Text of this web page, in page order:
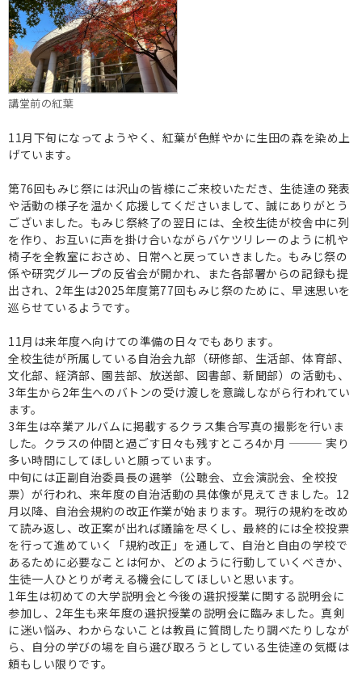
講堂前の紅葉
11月下旬になってようやく、紅葉が色鮮やかに生田の森を染め上
げています。
第76回もみじ祭には沢山の皆様にご来校いただき、生徒達の発表
や活動の様子を温かく応援してくださいまして、誠にありがとう
ございました。もみじ祭終了の翌日には、全校生徒が校舎中に列
を作り、お互いに声を掛け合いながらバケツリレーのように机や
椅子を全教室におさめ、日常へと戻っていきました。もみじ祭の
係や研究グループの反省会が開かれ、また各部署からの記録も提
出され、2年生は2025年度第77回もみじ祭のために、早速思いを
巡らせているようです。
11月は来年度へ向けての準備の日々でもあります。
全校生徒が所属している自治会九部（研修部、生活部、体育部、
文化部、経済部、園芸部、放送部、図書部、新聞部）の活動も、
3年生から2年生へのバトンの受け渡しを意識しながら行われてい
ます。
3年生は卒業アルバムに掲載するクラス集合写真の撮影を行いま
した。クラスの仲間と過ごす日々も残すところ4か月 ——— 実り
多い時間にしてほしいと願っています。
中旬には正副自治委員長の選挙（公聴会、立会演説会、全校投
票）が行われ、来年度の自治活動の具体像が見えてきました。12
月以降、自治会規約の改正作業が始まります。現行の規約を改め
て読み返し、改正案が出れば議論を尽くし、最終的には全校投票
を行って進めていく「規約改正」を通して、自治と自由の学校で
あるために必要なことは何か、どのように行動していくべきか、
生徒一人ひとりが考える機会にしてほしいと思います。
1年生は初めての大学説明会と今後の選択授業に関する説明会に
参加し、2年生も来年度の選択授業の説明会に臨みました。真剣
に迷い悩み、わからないことは教員に質問したり調べたりしなが
ら、自分の学びの場を自ら選び取ろうとしている生徒達の気概は
頼もしい限りです。